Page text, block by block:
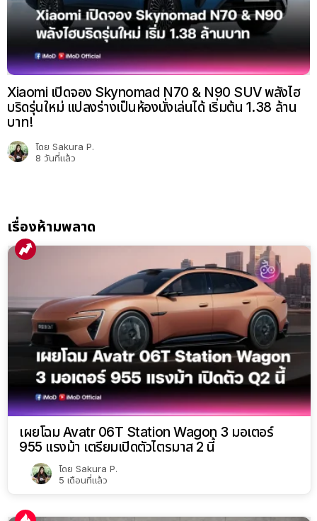
Xiaomi เปิดจอง Skynomad N70 & N90 SUV พลังไฮ
บริดรุ่นใหม่ แปลงร่างเป็นห้องนั่งเล่นได้ เริ่มต้น 1.38 ล้าน
บาท!
โดย Sakura P.
8 วันที่แล้ว
เรื่องห้ามพลาด
เผยโฉม Avatr 06T Station Wagon 3 มอเตอร์
955 แรงม้า เตรียมเปิดตัวไตรมาส 2 นี้
โดย Sakura P.
5 เดือนที่แล้ว